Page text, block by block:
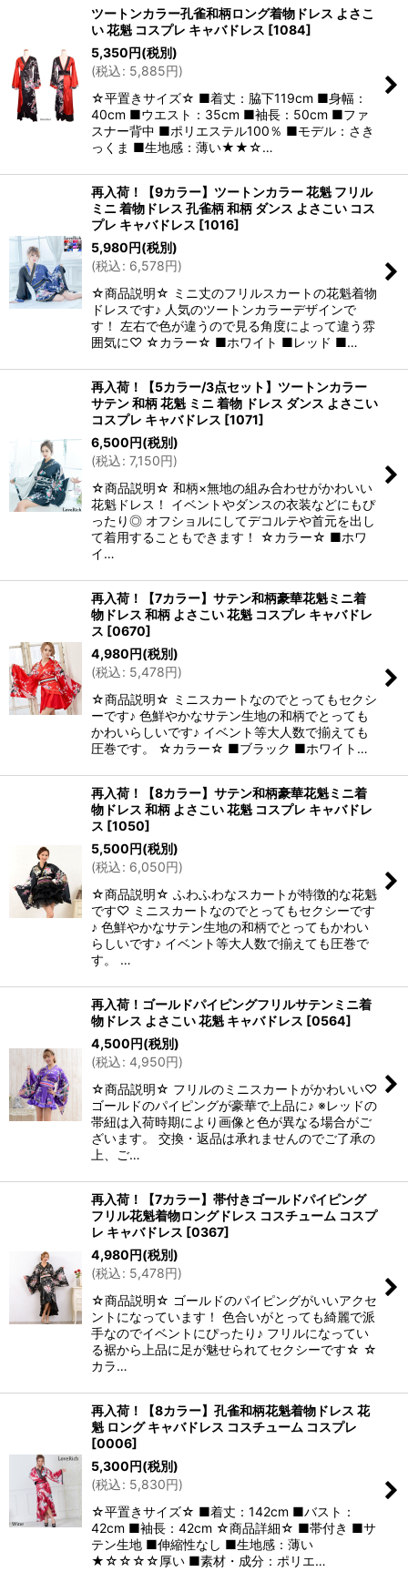
ツートンカラー孔雀和柄ロング着物ドレス よさこ
い 花魁 コスプレ キャバドレス [1084]
5,350円(税別)
(税込: 5,885円)
☆平置きサイズ☆ ■着丈：脇下119cm ■身幅：
40cm ■ウエスト：35cm ■袖長：50cm ■ファ
スナー背中 ■ポリエステル100％ ■モデル：さき
っくま ■生地感：薄い★★☆…
再入荷！【9カラー】ツートンカラー 花魁 フリル
ミニ 着物ドレス 孔雀柄 和柄 ダンス よさこい コス
プレ キャバドレス [1016]
5,980円(税別)
(税込: 6,578円)
☆商品説明☆ ミニ丈のフリルスカートの花魁着物
ドレスです♪ 人気のツートンカラーデザインで
す！ 左右で色が違うので見る角度によって違う雰
囲気に♡ ☆カラー☆ ■ホワイト ■レッド ■…
再入荷！【5カラー/3点セット】ツートンカラー
サテン 和柄 花魁 ミニ 着物 ドレス ダンス よさこい
コスプレ キャバドレス [1071]
6,500円(税別)
(税込: 7,150円)
☆商品説明☆ 和柄×無地の組み合わせがかわいい
花魁ドレス！ イベントやダンスの衣装などにもぴ
ったり◎ オフショルにしてデコルテや首元を出し
て着用することもできます！ ☆カラー☆ ■ホワ
イ…
再入荷！【7カラー】サテン和柄豪華花魁ミニ着
物ドレス 和柄 よさこい 花魁 コスプレ キャバドレ
ス [0670]
4,980円(税別)
(税込: 5,478円)
☆商品説明☆ ミニスカートなのでとってもセクシ
ーです♪ 色鮮やかなサテン生地の和柄でとっても
かわいらしいです♪ イベント等大人数で揃えても
圧巻です。 ☆カラー☆ ■ブラック ■ホワイト…
再入荷！【8カラー】サテン和柄豪華花魁ミニ着
物ドレス 和柄 よさこい 花魁 コスプレ キャバドレ
ス [1050]
5,500円(税別)
(税込: 6,050円)
☆商品説明☆ ふわふわなスカートが特徴的な花魁
です♡ ミニスカートなのでとってもセクシーです
♪ 色鮮やかなサテン生地の和柄でとってもかわい
らしいです♪ イベント等大人数で揃えても圧巻で
す。 …
再入荷！ゴールドパイピングフリルサテンミニ着
物ドレス よさこい 花魁 キャバドレス [0564]
4,500円(税別)
(税込: 4,950円)
☆商品説明☆ フリルのミニスカートがかわいい♡
ゴールドのパイピングが豪華で上品に♪ ※レッドの
帯紐は入荷時期により画像と色が異なる場合がご
ざいます。 交換・返品は承れませんのでご了承の
上、ご…
再入荷！【7カラー】帯付きゴールドパイピング
フリル花魁着物ロングドレス コスチューム コスプ
レ キャバドレス [0367]
4,980円(税別)
(税込: 5,478円)
☆商品説明☆ ゴールドのパイピングがいいアクセ
ントになっています！ 色合いがとっても綺麗で派
手なのでイベントにぴったり♪ フリルになってい
る裾から上品に足が魅せられてセクシーです☆ ☆
カラ…
再入荷！【8カラー】孔雀和柄花魁着物ドレス 花
魁 ロング キャバドレス コスチューム コスプレ
[0006]
5,300円(税別)
(税込: 5,830円)
☆平置きサイズ☆ ■着丈：142cm ■バスト：
42cm ■袖長：42cm ☆商品詳細☆ ■帯付き ■サ
テン生地 ■伸縮性なし ■生地感：薄い
★☆☆☆☆厚い ■素材・成分：ポリエ…